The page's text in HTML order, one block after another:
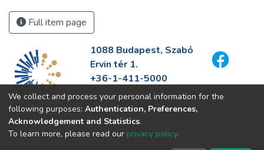
Full item page
1088 Budapest, Szabó
Ervin tér 1.
+36-1-411-5000
info@fszek.hu
https://fszek.hu
We collect and process your personal information for the
following purposes: Authentication, Preferences,
Acknowledgement and Statistics.
To learn more, please read our privacy policy.